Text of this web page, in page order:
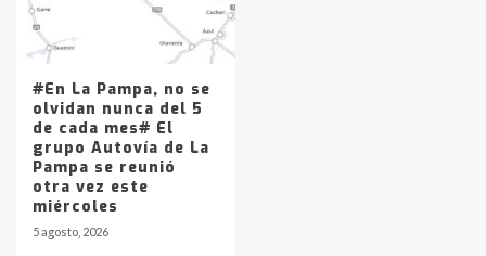
#En La Pampa, no se
olvidan nunca del 5
de cada mes# El
grupo Autovía de La
Pampa se reunió
otra vez este
miércoles
5 agosto, 2026